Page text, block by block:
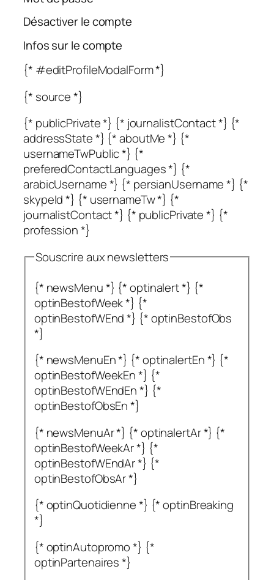
Désactiver le compte
Infos sur le compte
{* #editProfileModalForm *}
{* source *}
{* publicPrivate *} {* journalistContact *} {*
addressState *} {* aboutMe *} {*
usernameTwPublic *} {*
preferedContactLanguages *} {*
arabicUsername *} {* persianUsername *} {*
skypeId *} {* usernameTw *} {*
journalistContact *} {* publicPrivate *} {*
profession *}
Souscrire aux newsletters
{* newsMenu *} {* optinalert *} {*
optinBestofWeek *} {*
optinBestofWEnd *} {* optinBestofObs
*}
{* newsMenuEn *} {* optinalertEn *} {*
optinBestofWeekEn *} {*
optinBestofWEndEn *} {*
optinBestofObsEn *}
{* newsMenuAr *} {* optinalertAr *} {*
optinBestofWeekAr *} {*
optinBestofWEndAr *} {*
optinBestofObsAr *}
{* optinQuotidienne *} {* optinBreaking
*}
{* optinAutopromo *} {*
optinPartenaires *}